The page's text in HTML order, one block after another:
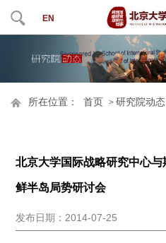
EN
所在位置： 首页 >研究院动态
北京大学国际战略研究中心
鲜半岛局势研讨会
发布日期：2014-07-25